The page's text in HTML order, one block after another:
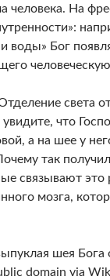
человека. На
воды» Бог
света
что
а на шее у
так
связывают это
мозга,